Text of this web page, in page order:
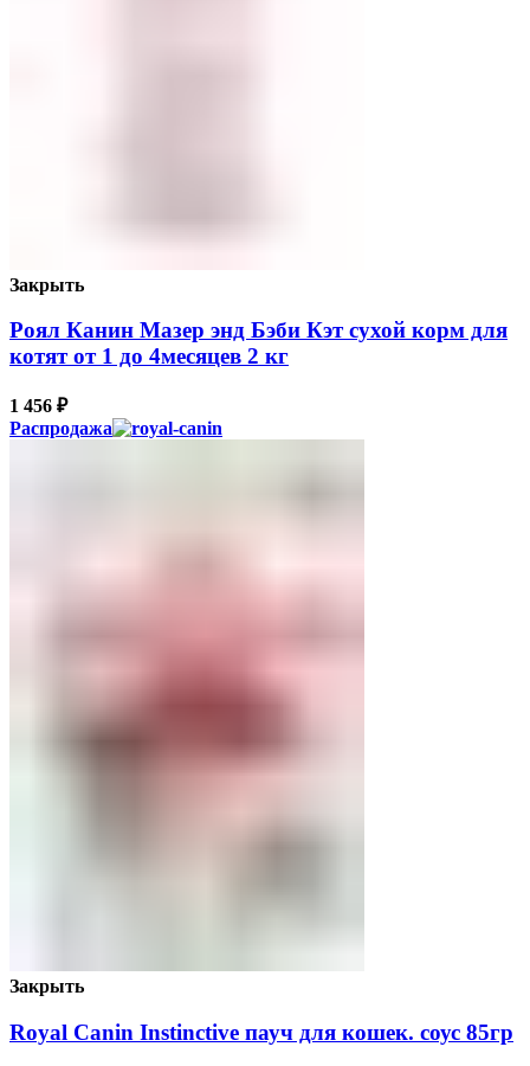
Закрыть
Роял Канин Мазер энд Бэби Кэт сухой корм для
котят от 1 до 4месяцев 2 кг
1 456 ₽
Распродажа
Закрыть
Royal Canin Instinctive пауч для кошек. соус 85гр